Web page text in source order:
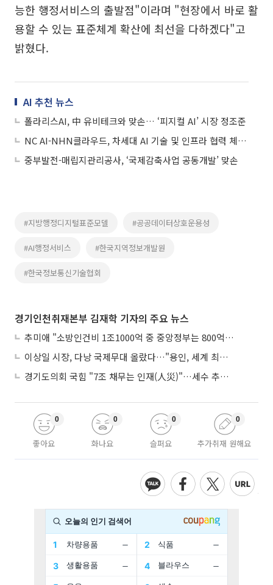
능한 행정서비스의 출발점"이라며 "현장에서 바로 활
용할 수 있는 표준체계 확산에 최선을 다하겠다"고
밝혔다.
AI 추천 뉴스
폴라리스AI, 中 유비테크와 맞손… ‘피지컬 AI’ 시장 정조준
NC AI-NHN클라우드, 차세대 AI 기술 및 인프라 협력 체계 구축 맞손
중부발전-매립지관리공사, ‘국제감축사업 공동개발’ 맞손
#지방행정디지털표준모델 #공공데이터상호운용성
#AI행정서비스 #한국지역정보개발원
#한국정보통신기술협회
경기인천취재본부 김재학 기자의 주요 뉴스
추미애 "소방인건비 1조1000억 중 중앙정부는 800억뿐"
이상일 시장, 다낭 국제무대 올랐다…"용인, 세계 최대 반도체 도시 된다"
경기도의회 국힘 "7조 채무는 인재(人災)"…세수 추계 조작 의혹 제기
좋아요
0
화나요
0
슬퍼요
0
추가취재 원해요
0